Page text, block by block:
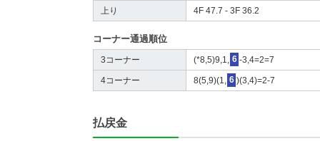
上り 4F 47.7 - 3F 36.2
コーナー通過順位
3コーナー (*8,5)9,1, 6 -3,4=2=7
4コーナー 8(5,9)(1, 6 )(3,4)=2-7
払戻金